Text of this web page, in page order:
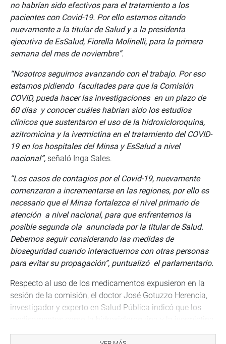
no habrían sido efectivos para el tratamiento a los
pacientes con Covid-19. Por ello estamos citando
nuevamente a la titular de Salud y a la presidenta
ejecutiva de EsSalud, Fiorella Molinelli, para la primera
semana del mes de noviembre”.
“Nosotros seguimos avanzando con el trabajo. Por eso
estamos pidiendo facultades para que la Comisión
COVID, pueda hacer las investigaciones en un plazo de
60 días y conocer cuáles habrían sido los estudios
clínicos que sustentaron el uso de la hidroxicloroquina,
azitromicina y la ivermictina en el tratamiento del COVID-
19 en los hospitales del Minsa y EsSalud a nivel
nacional”, señaló Inga Sales.
“Los casos de contagios por el Covid-19, nuevamente
comenzaron a incrementarse en las regiones, por ello es
necesario que el Minsa fortalezca el nivel primario de
atención a nivel nacional, para que enfrentemos la
posible segunda ola anunciada por la titular de Salud.
Debemos seguir considerando las medidas de
bioseguridad cuando interactuemos con otras personas
para evitar su propagación”, puntualizó el parlamentario.
Respecto al uso de los medicamentos expusieron en la
sesión de la comisión, el doctor José Gotuzzo Herencia,
investigador y experto en Salud Pública indicó que los
se usan por años para diversas enfermedades y tienen